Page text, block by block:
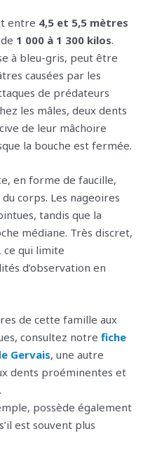
entre 4,5 et 5,5 mètres
1 000 à 1 300 kilos.
à bleu-gris, peut être
causées par les
de prédateurs
les mâles, deux dents
de leur mâchoire
la bouche est fermée.
en forme de faucille,
corps. Les nageoires
tandis que la
médiane. Très discret,
ce qui limite
d’observation en
de cette famille aux
consultez notre fiche
Gervais, une autre
dents proéminentes et
possède également
est souvent plus